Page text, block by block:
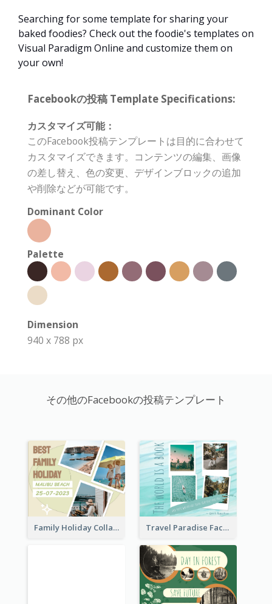
Searching for some template for sharing your
baked foodies? Check out the foodie's templates on
Visual Paradigm Online and customize them on
your own!
Facebookの投稿 Template Specifications:
カスタマイズ可能：
このFacebook投稿テンプレートは目的に合わせて
カスタマイズできます。コンテンツの編集、画像
の差し替え、色の変更、デザインブロックの追加
や削除などが可能です。
Dominant Color
Palette
Dimension
940 x 788 px
その他のFacebookの投稿テンプレート
Family Holiday Collage Facebook Post Travel Paradise Facebook Post